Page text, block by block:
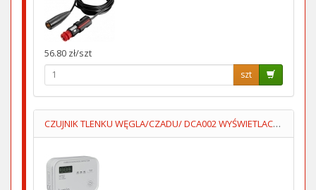
56.80 zł/szt
szt
CZUJNIK TLENKU WĘGLA/CZADU/ DCA002 WYŚWIETLACZ 3XAA LUMIO